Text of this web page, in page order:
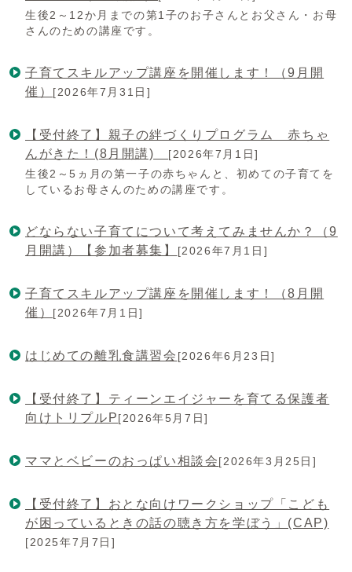
生後2～12か月までの第1子のお子さんとお父さん・お母
さんのための講座です。
子育てスキルアップ講座を開催します！（9月開
催） [2026年7月31日]
【受付終了】親子の絆づくりプログラム 赤ちゃ
んがきた！(8月開講) [2026年7月1日]
生後2～5ヵ月の第一子の赤ちゃんと、初めての子育てを
しているお母さんのための講座です。
どならない子育てについて考えてみませんか？（9
月開講）【参加者募集】
[2026年7月1日]
子育てスキルアップ講座を開催します！（8月開
催） [2026年7月1日]
はじめての離乳食講習会 [2026年6月23日]
【受付終了】ティーンエイジャーを育てる保護者
向けトリプルP[2026年5月7日]
ママとベビーのおっぱい相談会[2026年3月25日]
【受付終了】おとな向けワークショップ「こども
が困っているときの話の聴き方を学ぼう」(CAP)
[2025年7月7日]